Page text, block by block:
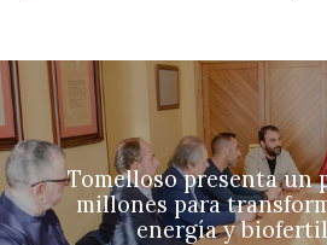
Tomelloso presenta un
millones para
energía y